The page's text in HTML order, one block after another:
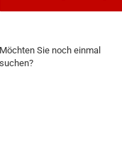
Möchten Sie noch einmal
suchen?